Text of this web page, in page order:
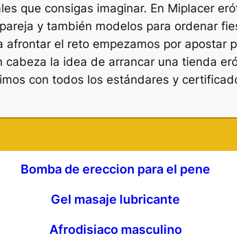
que consigas imaginar. En Miplacer
y también modelos para ordenar
el reto empezamos por apostar
la idea de arrancar una tienda
con todos los estándares y
Bomba de ereccion para el pene
Gel masaje lubricante
Afrodisiaco masculino